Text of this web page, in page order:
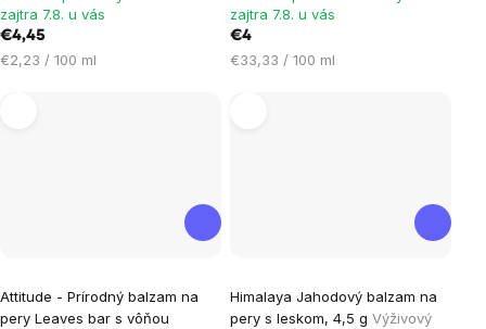
je
5,0
z
zajtra 7.8. u vás
€4,45
Jednotková
€2,23 / 100 ml
zajtra 7.8. u vás
€4
Jednotková
€33,33 / 100 ml
Attitude - Prírodný balzam na
pery Leaves bar s vôňou
Himalaya Jahodový balzam na
pery s leskom, 4,5 g Výživový